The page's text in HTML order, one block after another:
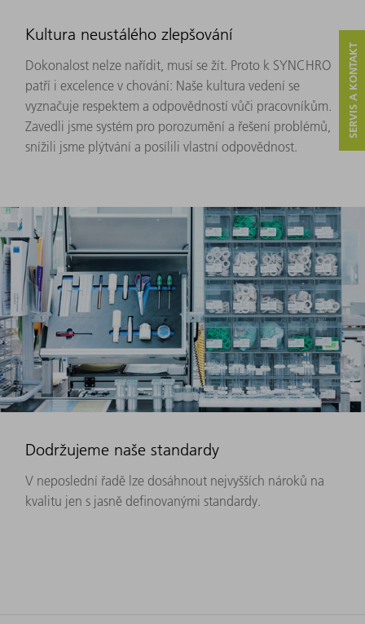
Kultura neustálého zlepšování
Dokonalost nelze nařídit, musí se žít. Proto k SYNCHRO
patří i excelence v chování: Naše kultura vedení se
vyznačuje respektem a odpovědností vůči pracovníkům.
Zavedli jsme systém pro porozumění a řešení problémů,
snížili jsme plýtvání a posílili vlastní odpovědnost.
Dodržujeme naše standardy
V neposlední řadě lze dosáhnout nejvyšších nároků na
kvalitu jen s jasně definovanými standardy.
SERVIS A KONTAKT